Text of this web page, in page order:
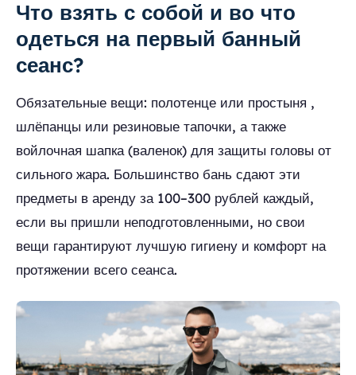
Что взять с собой и во что
одеться на первый банный
сеанс?
Обязательные вещи: полотенце или простыня ,
шлёпанцы или резиновые тапочки, а также
войлочная шапка (валенок) для защиты головы от
сильного жара. Большинство бань сдают эти
предметы в аренду за 100–300 рублей каждый,
если вы пришли неподготовленными, но свои
вещи гарантируют лучшую гигиену и комфорт на
протяжении всего сеанса.